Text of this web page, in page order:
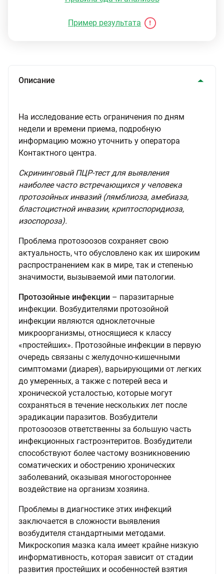
Пример результата
Описание
На исследование есть ограничения по дням
недели и времени приема, подробную
информацию можно уточнить у оператора
Контактного центра.
Скрининговый ПЦР-тест для выявления
наиболее часто встречающихся у человека
протозойных инвазий (лямблиоза, амебиаза,
бластоцистной инвазии, криптоспоридиоза,
изоспороза).
Проблема протозоозов сохраняет свою
актуальность, что обусловлено как их широким
распространением как в мире, так и степенью
значимости, вызываемой ими патологии.
Протозойные инфекции – паразитарные
инфекции. Возбудителями протозойной
инфекции являются одноклеточные
микроорганизмы, относящиеся к классу
«простейших». Протозойные инфекции в первую
очередь связаны с желудочно-кишечными
симптомами (диарея), варьирующими от легких
до умеренных, а также с потерей веса и
хронической усталостью, которые могут
сохраняться в течение нескольких лет после
эрадикации паразитов. Возбудители
протозоозов ответственны за большую часть
инфекционных гастроэнтеритов. Возбудители
способствуют более частому возникновению
соматических и обострению хронических
заболеваний, оказывая многостороннее
воздействие на организм хозяина.
Проблемы в диагностике этих инфекций
заключается в сложности выявления
возбудителя стандартными методами.
Микроскопия мазка кала имеет крайне низкую
информативность, которая зависит от стадии
развития простейших и особенностей взятия